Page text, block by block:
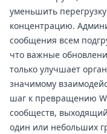
уменьшить
концентрацию.
сообщения всем
что важные
только улучшает
значимому
шаг к превращению
сообществ,
один или небольших